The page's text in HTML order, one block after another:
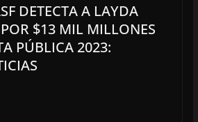
DETECTA A LAYDA
$13 MIL MILLONES
PÚBLICA 2023: